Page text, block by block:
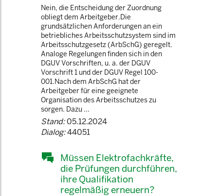
Nein, die Entscheidung der Zuordnung
obliegt dem Arbeitgeber.Die
grundsätzlichen Anforderungen an ein
betriebliches Arbeitsschutzsystem sind im
Arbeitsschutzgesetz (ArbSchG) geregelt.
Analoge Regelungen finden sich in den
DGUV Vorschriften, u. a. der DGUV
Vorschrift 1 und der DGUV Regel 100-
001.Nach dem ArbSchG hat der
Arbeitgeber für eine geeignete
Organisation des Arbeitsschutzes zu
sorgen. Dazu ...
Stand:05.12.2024
Dialog:44051
Müssen Elektrofachkräfte,
die Prüfungen durchführen,
ihre Qualifikation
regelmäßig erneuern?